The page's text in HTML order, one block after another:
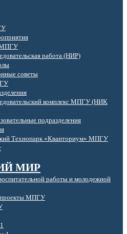
МПГУ
работа (НИР)
советы
комплекс МПГУ (НИК
подразделения
Технопарк «Кванториум» МПГУ
МИР
работы и молодежной
проекты МПГУ